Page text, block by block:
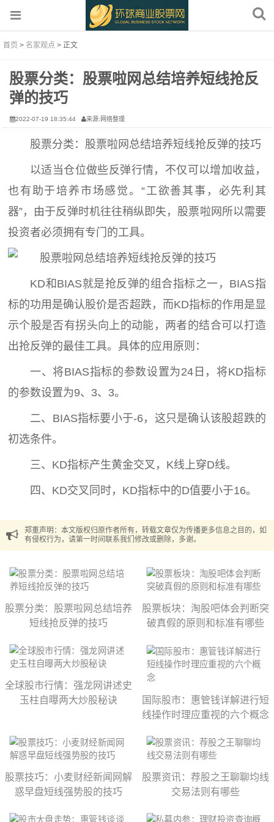
首页 > 名家观点 > 正文
股票分类：股票啦网总结培养短线抢反
弹的技巧
2022-07-19 18:35:44 来源:网络整理
股票分类：股票啦网总结培养短线抢反弹的技巧
以适当仓位做些反弹行情，不仅可以增加收益，
也有助于培养市场感觉。“工欲善其事，必先利其
器”，由于反弹时机往往稍纵即失，股票啦网所以需要
投资者必须拥有专门的工具。
KD和BIAS就是抢反弹的组合指标之一，BIAS指
标的功用是确认股价是否超跌，而KD指标的作用是显
示个股是否有拐头向上的动能，两者的结合可以打造
出抢反弹的最佳工具。具体的应用原则：
一、将BIAS指标的参数设置为24日，将KD指标
的参数设置为9、3、3。
二、BIAS指标要小于-6，这只是确认该股超跌的
初选条件。
三、KD指标产生黄金交叉，K线上穿D线。
四、KD交叉同时，KD指标中的D值要小于16。
郑重声明：本文版权归原作者所有，转载文章仅为传播更多信息之目的，如
有侵权行为，请第一时间联系我们修改或删除，多谢。
股票分类：股票啦网总结培养
短线抢反弹的技巧
股票板块：淘股吧体会判断突
破真假的原则和标准有哪些
全球股市行情：强龙网讲述史
玉柱自曝两大炒股秘诀
国际股市：惠管钱详解进行短
线操作时理应重视的六个概念
股票技巧：小麦财经新闻网解
惑早盘短线强势股的技巧
股票资讯：荐股之王聊聊均线
交易法则有哪些